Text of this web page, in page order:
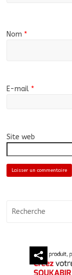
Nom *
E-mail *
Site web